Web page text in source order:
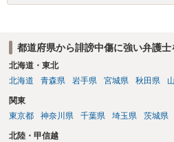
ある程度対象者を特定できている（た
都道府県から誹謗中傷に強い弁護士
北海道・東北
北海道
青森県 岩手県 宮城県 秋田県
関東
東京都
神奈川県 千葉県 埼玉県 茨城県
北陸・甲信越